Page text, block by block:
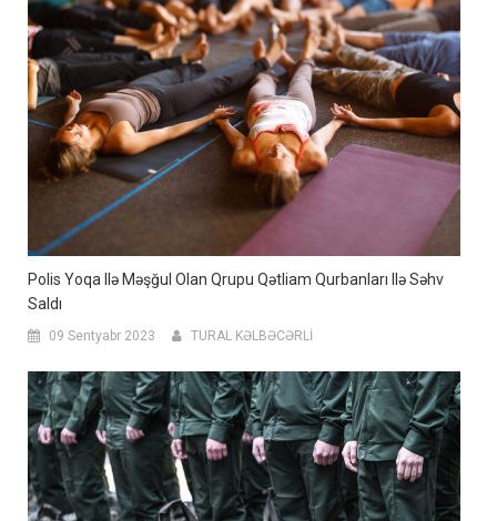
Polis Yoqa Ilə Məşğul Olan Qrupu Qətliam Qurbanları Ilə Səhv
Saldı
09 Sentyabr 2023 TURAL KƏLBƏCƏRLİ